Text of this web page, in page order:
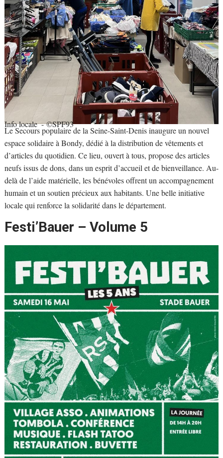
Info locale- ©SPF93
Le Secours populaire de la Seine-Saint-Denis inaugure un nouvel
espace solidaire à Bondy, dédié à la distribution de vêtements et
d’articles du quotidien. Ce lieu, ouvert à tous, propose des articles
neufs issus de dons, dans un esprit d’accueil et de bienveillance. Au-
delà de l’aide matérielle, les bénévoles offrent un accompagnement
humain et un soutien précieux aux habitants. Une belle initiative
locale qui renforce la solidarité dans le département.
Festi’Bauer – Volume 5